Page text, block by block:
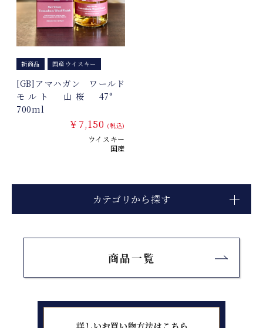
カテゴリから探す
商品一覧
新商品 国産ウイスキー
[GB]アマハガン ワールド
モルト 山桜 47°
700ml
￥7,150 (税込)
ウイスキー
国産